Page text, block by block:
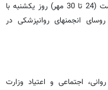
به گزارش خبرنگار مهر، نشست خبری هفته سلامت (24 تا 30 مهر) روز یکشنبه با
انجمنهای روانپزشکی در
اجتماعی و اعتیاد وزارت